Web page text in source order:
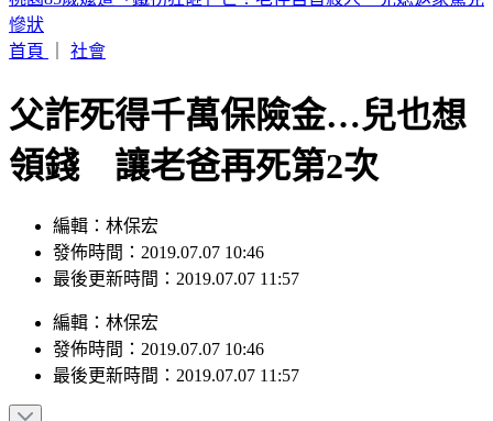
能縮小
首頁
社會
父詐死得千萬保險金…兒也想
領錢 讓老爸再死第2次
編輯：林保宏
發佈時間：2019.07.07 10:46
最後更新時間：2019.07.07 11:57
編輯 ： 林保宏
發佈時間： 2019.07.07 10:46
最後更新時間： 2019.07.07 11:57